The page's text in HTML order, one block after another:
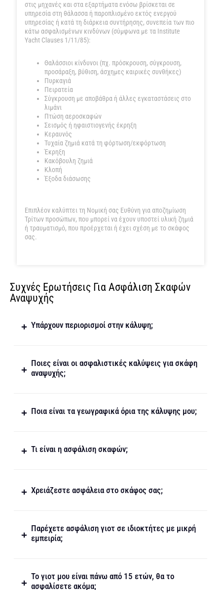
στις μηχανές και στα εξαρτήματα ενόσω βρίσκεται σε
υπηρεσία στη θάλασσα ή παροπλισμένο εκτός ενεργού
υπηρεσίας ή κατά τη διάρκεια συντήρησης, συνεπεία των πιο
κάτω ασφαλισμένων κινδύνων (σύμφωνα με τα Institute
Yacht Clauses 1/11/85):
Θαλάσσιοι κίνδυνοι (πχ. πρόσκρουση, σύγκρουση,
προσάραξη, βύθιση, άσχημες καιρικές συνθήκες)
Πυρκαγιά
Πειρατεία
Σύγκρουση με αποβάθρα ή άλλες εγκαταστάσεις στο
λιμάνι
Πτώση αεροσκαφών
Σεισμός ή ηφαιστιογενής έκρηξη
Κεραυνός
Τυχαία ζημιά κατά τη φόρτωση/εκφόρτωση
Έκρηξη
Κακόβουλη ζημιά
Κλοπή
Έξοδα διάσωσης
Επιπλέον καλύπτει τη Νομική σας Ευθύνη για αποζημίωση
Τρίτων προσώπων, που μπορεί να έχουν υποστεί υλική ζημιά
ή τραυματισμό, που προέρχεται ή έχει σχέση με το σκάφος
σας.
Συχνές Ερωτήσεις Για Ασφάλιση Σκαφών
Αναψυχής
Υπάρχουν περιορισμοί στην κάλυψη;
Ποιες είναι οι ασφαλιστικές καλύψεις για σκάφη
αναψυχής;
Ποια είναι τα γεωγραφικά όρια της κάλυψης μου;
Τι είναι η ασφάλιση σκαφών;
Χρειάζεστε ασφάλεια στο σκάφος σας;
Παρέχετε ασφάλιση γιοτ σε ιδιοκτήτες με μικρή
εμπειρία;
Το γιοτ μου είναι πάνω από 15 ετών, θα το
ασφαλίσετε ακόμα;